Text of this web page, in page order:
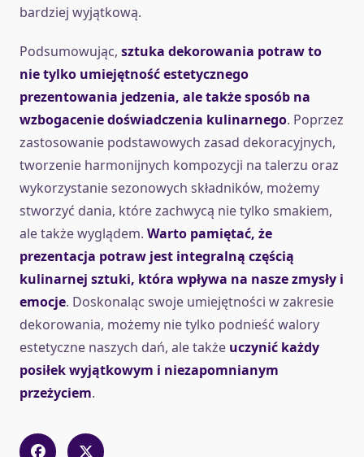
bardziej wyjątkową.
Podsumowując, sztuka dekorowania potraw to
nie tylko umiejętność estetycznego
prezentowania jedzenia, ale także sposób na
wzbogacenie doświadczenia kulinarnego. Poprzez
zastosowanie podstawowych zasad dekoracyjnych,
tworzenie harmonijnych kompozycji na talerzu oraz
wykorzystanie sezonowych składników, możemy
stworzyć dania, które zachwycą nie tylko smakiem,
ale także wyglądem. Warto pamiętać, że
prezentacja potraw jest integralną częścią
kulinarnej sztuki, która wpływa na nasze zmysły i
emocje. Doskonaląc swoje umiejętności w zakresie
dekorowania, możemy nie tylko podnieść walory
estetyczne naszych dań, ale także uczynić każdy
posiłek wyjątkowym i niezapomnianym
przeżyciem.